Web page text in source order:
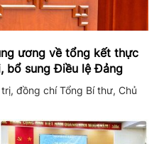
ương về tổng kết thực
bổ sung Điều lệ Đảng
đồng chí Tổng Bí thư, Chủ